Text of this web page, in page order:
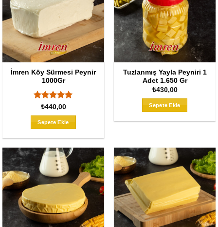
İmren Köy Sürmesi Peynir
1000Gr
5 üzerinden
5oy aldı
₺440,00
Sepete Ekle
Tuzlanmış Yayla Peyniri 1
Adet 1.650 Gr
₺430,00
Sepete Ekle